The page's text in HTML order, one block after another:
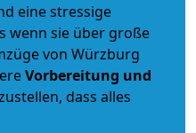
eine stressige
wenn sie über große
von Würzburg
Vorbereitung und
dass alles